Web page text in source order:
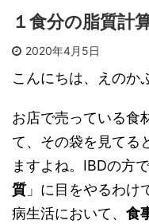
１食分の脂質計
2020年4月5日
こんにちは、えのか
お店で売っている食
て、その袋を見てる
ますよね。IBDの方
質 」に目をやるわけ
病生活において、 食